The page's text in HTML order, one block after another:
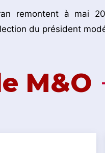
remontent à mai
du président
M&O